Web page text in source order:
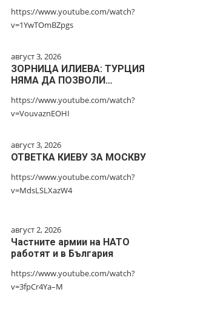
https://www.youtube.com/watch?
v=1YwTOmBZpgs
август 3, 2026
ЗОРНИЦА ИЛИЕВА: ТУРЦИЯ
НЯМА ДА ПОЗВОЛИ…
https://www.youtube.com/watch?
v=VouvaznEOHI
август 3, 2026
ОТВЕТКА КИЕВУ ЗА МОСКВУ
https://www.youtube.com/watch?
v=MdsLSLXazW4
август 2, 2026
Частните армии на НАТО
работят и в България
https://www.youtube.com/watch?
v=3fpCr4Ya–M